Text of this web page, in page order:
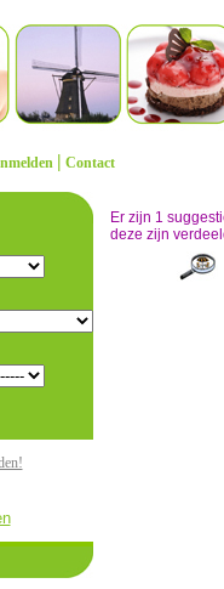
| Contact
Er zijn 1
deze zijn